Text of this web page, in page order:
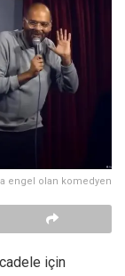
engel olan komedyen
için